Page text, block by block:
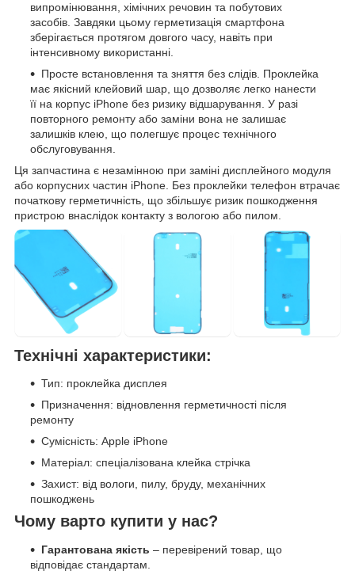
випромінювання, хімічних речовин та побутових
засобів. Завдяки цьому герметизація смартфона
зберігається протягом довгого часу, навіть при
інтенсивному використанні.
Просте встановлення та зняття без слідів. Проклейка
має якісний клейовий шар, що дозволяє легко нанести
її на корпус iPhone без ризику відшарування. У разі
повторного ремонту або заміни вона не залишає
залишків клею, що полегшує процес технічного
обслуговування.
Ця запчастина є незамінною при заміні дисплейного модуля
або корпусних частин iPhone. Без проклейки телефон втрачає
початкову герметичність, що збільшує ризик пошкодження
пристрою внаслідок контакту з вологою або пилом.
Технічні характеристики:
Тип: проклейка дисплея
Призначення: відновлення герметичності після
ремонту
Сумісність: Apple iPhone
Матеріал: спеціалізована клейка стрічка
Захист: від вологи, пилу, бруду, механічних
пошкоджень
Чому варто купити у нас?
Гарантована якість – перевірений товар, що
відповідає стандартам.